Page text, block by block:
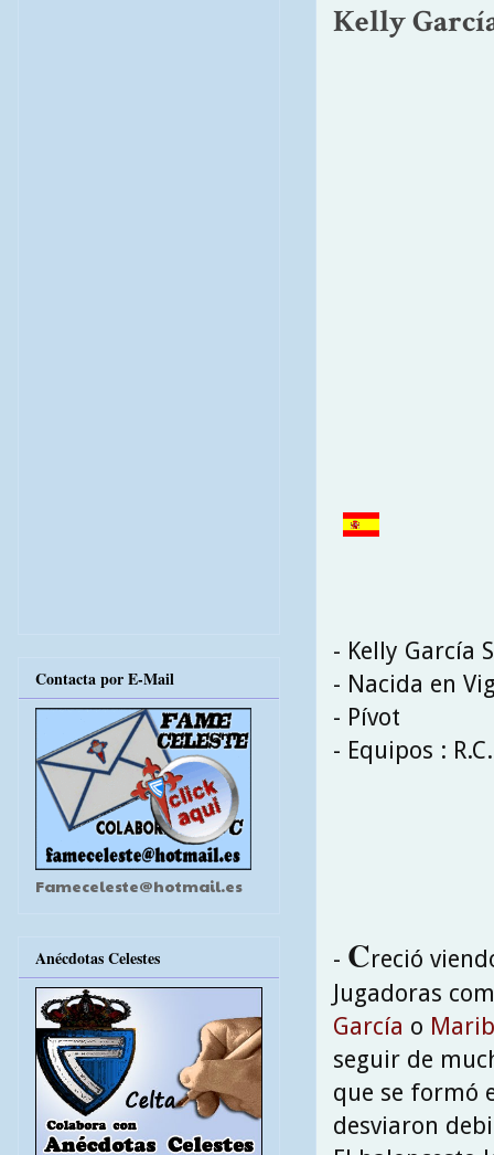
Kelly
- Kelly García
- Nacida en
- Pívot
- Equipos :
- Creció
Jugadoras
García o
seguir de
que se formó
desviaron
Contacta por E-Mail
Fameceleste@hotmail.es
Anécdotas Celestes